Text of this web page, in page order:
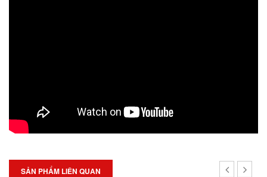
SẢN PHẨM LIÊN QUAN